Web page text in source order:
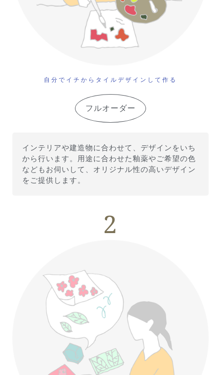
自分でイチからタイルデザインして作る
フルオーダー
インテリアや建造物に合わせて、デザインをいち
から行います。用途に合わせた釉薬やご希望の色
などもお伺いして、オリジナル性の高いデザイン
をご提供します。
2